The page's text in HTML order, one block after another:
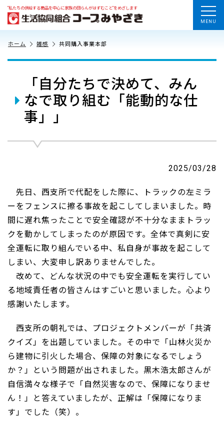
“私たちの供給する商品を中心に家族の団らんがはずむこと”をめざします
MENU
ホーム 雑感 共同購入事業本部
「自分たちで決めて、みん
なで取り組む「能動的な仕
事」」
2025/03/28
先日、西支所で代配をした際に、トラックの左ミラ
ーをフェンスに擦る事故を起こしてしまいました。時
間に遅れ焦ったことで安全確認が不十分なままトラッ
クを動かしてしまったのが原因です。全体で真剣に安
全運転に取り組んでいる中、私自身が事故を起こして
しまい、大変申し訳ありませんでした。
改めて、どんな状況の中でも安全運転を実行してい
る地域責任者の皆さんはすごいと思いました。心より
感謝いたします。
西支所の朝礼では、プロジェクトメンバーが「共済
クイズ」を出題していました。その中で「山林火災か
ら建物に引火した場合、保障の対象になるでしょう
か？」という問題が出されました。黒木浩太郎さんが
自信満々な様子で「自然災害なので、保障になりませ
ん！」と答えていましたが、正解は「保障になりま
す」でした（笑）。